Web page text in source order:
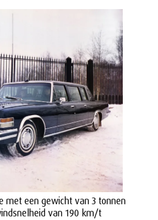
met een gewicht van 3 tonnen
van 190 km/t